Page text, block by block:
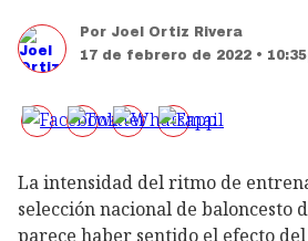
Por Joel Ortiz Rivera
17 de febrero de 2022 •
La intensidad del ritmo de
selección nacional de baloncesto
parece haber sentido el efecto